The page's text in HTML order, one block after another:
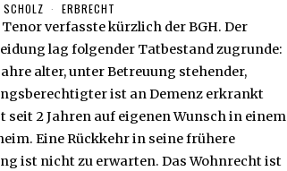
ERBRECHT
verfasste kürzlich der BGH. Der
lag folgender Tatbestand zugrunde:
alter, unter Betreuung stehender,
ist an Demenz erkrankt
seit 2 Jahren auf eigenen Wunsch in einem
Eine Rückkehr in seine frühere
ist nicht zu erwarten. Das Wohnrecht ist